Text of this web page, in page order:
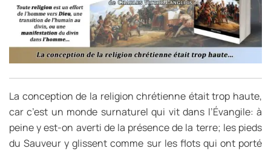
La conception de la religion chrétienne était trop haute,
car c’est un monde surnaturel qui vit dans l’Évangile: à
peine y est-on averti de la présence de la terre; les pieds
du Sauveur y glissent comme sur les flots qui ont porté